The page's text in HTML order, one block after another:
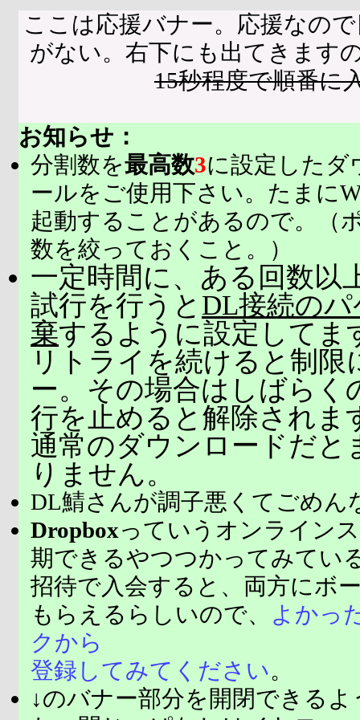
ここは応援バナー。応援なの
がない。右下にも出てきます
15秒程度で順番に
お知らせ：
分割数を最高数3に設定したダ
ールをご使用下さい。たまに
起動することがあるので。（
数を絞っておくこと。）
一定時間に、ある回数以
試行を行うと DL接続の
棄するように設定してま
リトライを続けると制限
ー。その場合はしばらく
行を止めると解除されま
通常のダウンロードだと
りません。
DL鯖さんが調子悪くてごめん
Dropboxっていうオンライン
期できるやつつかってみてい
招待で入会すると、両方にボ
もらえるらしいので、
よかっ
クから
登録してみてください。
↓のバナー部分を開閉できる